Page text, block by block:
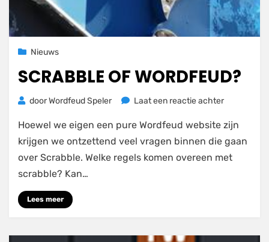
Geplaatst
4 januari 2021
Nieuws
SCRABBLE OF WORDFEUD?
doorWordfeud Speler Laat een reactie achterop
of
Wordfeud?
Hoewel we eigen een pure Wordfeud website zijn
krijgen we ontzettend veel vragen binnen die gaan
over Scrabble. Welke regels komen overeen met
scrabble? Kan…
Lees meer